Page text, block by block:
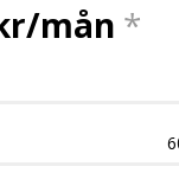
mån *